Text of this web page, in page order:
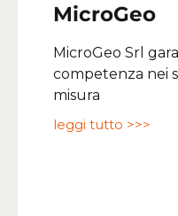
MicroGeo
MicroGeo Srl
competenza nei
misura
leggi tutto >>>